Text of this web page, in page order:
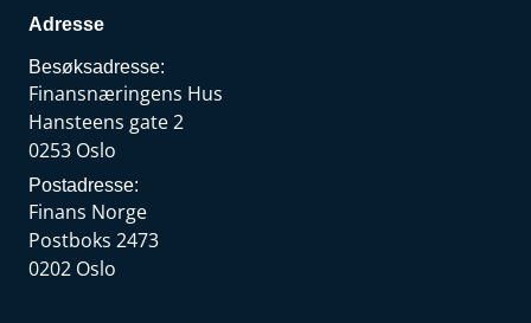
Adresse
Besøksadresse:
Finansnæringens Hus
Hansteens gate 2
0253 Oslo
Postadresse:
Finans Norge
Postboks 2473
0202 Oslo